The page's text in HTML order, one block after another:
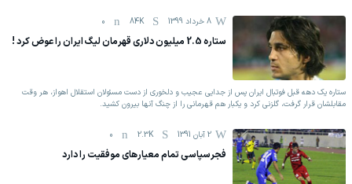
8 خرداد 1399 84K
0
ستاره 2.5 میلیون دلاری قهرمان لیگ ایران را عوض کرد !
ستاره یک دهه قبل فوتبال ایران پس از جدایی عجیب و دلخوری از دست مسئولان استقلال اهواز، هر وقت
مقابلشان قرار گرفت، گلزنی کرد و یکبار هم قهرمانی را از چنگ آنها بیرون کشید.
2 آبان 1391 2.3K
0
فجرسپاسی تمام معیار‌های موفقیت را دارد